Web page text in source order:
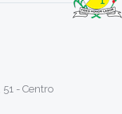
- Centro